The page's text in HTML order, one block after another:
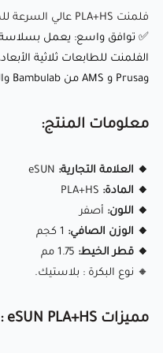
إعدادات الطباعة
🛏️ درجة حرارة سطح الطباعة:
🏃‍♂️ سرعة الطباعة:تصل إلى 300 مم/ث (حسب قدرة الطابعة)
⭕ حجم الفوهة:
أدق)
eSUN PLA+HS (أصفر)
يوفر متانة فائقة، تقليل
فلمنت PLA+HS عالي السرعة للطابعات ثلاثية الابعاد لون اصفر
✅ توافق واسع: يعمل
وPrusa و AMS من Bambulab والمزيد.
معلومات المنتج:
🔸 العلامة التجارية:
🔸 المادة: PLA+HS
🔸 اللون: أصفر
🔸 الوزن الصافي:
🔸 قطر الخيط:
🔸 نوع البكرة : بلاستيك.
مميزات eSUN PLA+HS :